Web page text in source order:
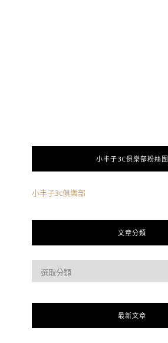
小丰子3C俱樂部粉絲團
小丰子3c俱樂部
文章分類
最新文章